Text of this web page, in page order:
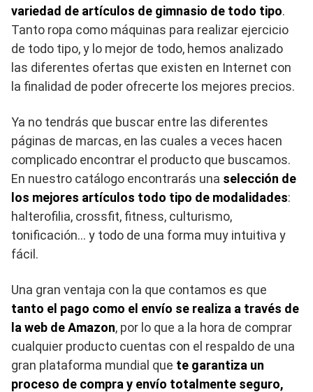
variedad de artículos de gimnasio de todo tipo.
Tanto ropa como máquinas para realizar ejercicio
de todo tipo, y lo mejor de todo, hemos analizado
las diferentes ofertas que existen en Internet con
la finalidad de poder ofrecerte los mejores precios.
Ya no tendrás que buscar entre las diferentes
páginas de marcas, en las cuales a veces hacen
complicado encontrar el producto que buscamos.
En nuestro catálogo encontrarás una selección de
los mejores artículos todo tipo de modalidades:
halterofilia, crossfit, fitness, culturismo,
tonificación… y todo de una forma muy intuitiva y
fácil.
Una gran ventaja con la que contamos es que
tanto el pago como el envío se realiza a través de
la web de Amazon, por lo que a la hora de comprar
cualquier producto cuentas con el respaldo de una
gran plataforma mundial que te garantiza un
proceso de compra y envío totalmente seguro,